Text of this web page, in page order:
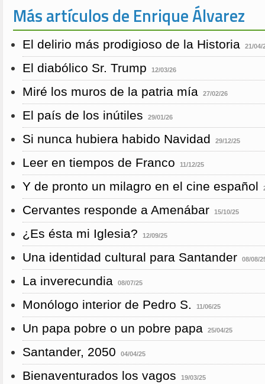
Más artículos de Enrique Álvarez
El delirio más prodigioso de la Historia 21/04/
El diabólico Sr. Trump 12/03/26
Miré los muros de la patria mía 27/02/26
El país de los inútiles 29/01/26
Si nunca hubiera habido Navidad 29/12/25
Leer en tiempos de Franco 11/12/25
Y de pronto un milagro en el cine español
Cervantes responde a Amenábar 15/10/25
¿Es ésta mi Iglesia? 12/09/25
Una identidad cultural para Santander 08/08/
La inverecundia 08/07/25
Monólogo interior de Pedro S. 11/06/25
Un papa pobre o un pobre papa 25/04/25
Santander, 2050 04/04/25
Bienaventurados los vagos 19/03/25